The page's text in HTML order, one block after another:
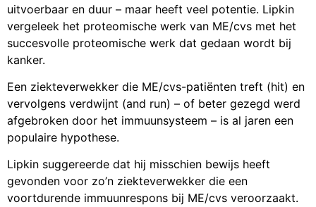
uitvoerbaar en duur – maar heeft veel potentie. Lipkin
vergeleek het proteomische werk van ME/cvs met het
succesvolle proteomische werk dat gedaan wordt bij
kanker.
Een ziekteverwekker die ME/cvs-patiënten treft (hit) en
vervolgens verdwijnt (and run) – of beter gezegd werd
afgebroken door het immuunsysteem – is al jaren een
populaire hypothese.
Lipkin suggereerde dat hij misschien bewijs heeft
gevonden voor zo’n ziekteverwekker die een
voortdurende immuunrespons bij ME/cvs veroorzaakt.